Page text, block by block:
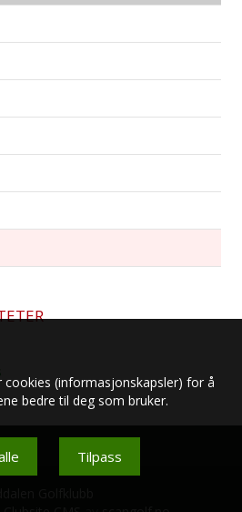
(informasjonskapsler) for å
bedre til deg som bruker.
Tilpass